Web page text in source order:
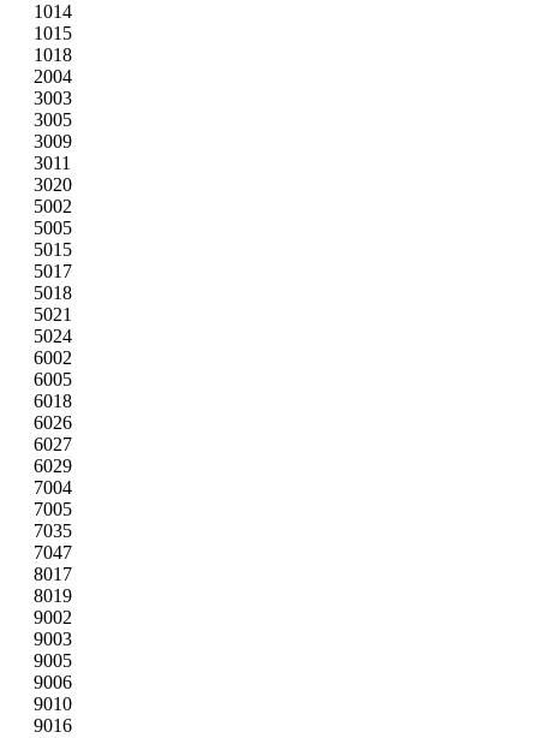
1014
1015
1018
2004
3003
3005
3009
3011
3020
5002
5005
5015
5017
5018
5021
5024
6002
6005
6018
6026
6027
6029
7004
7005
7035
7047
8017
8019
9002
9003
9005
9006
9010
9016